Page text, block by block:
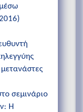
σεμινάριο
Η